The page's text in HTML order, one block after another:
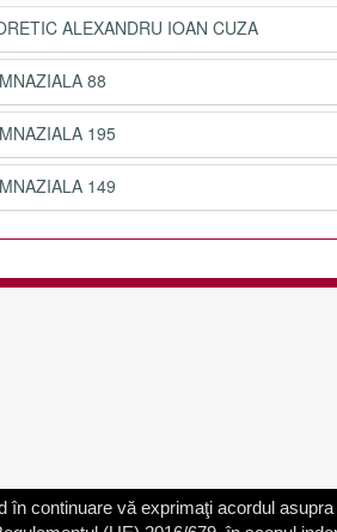
ALEXANDRU IOAN CUZA
88
195
149
continuare vă exprimaţi acordul